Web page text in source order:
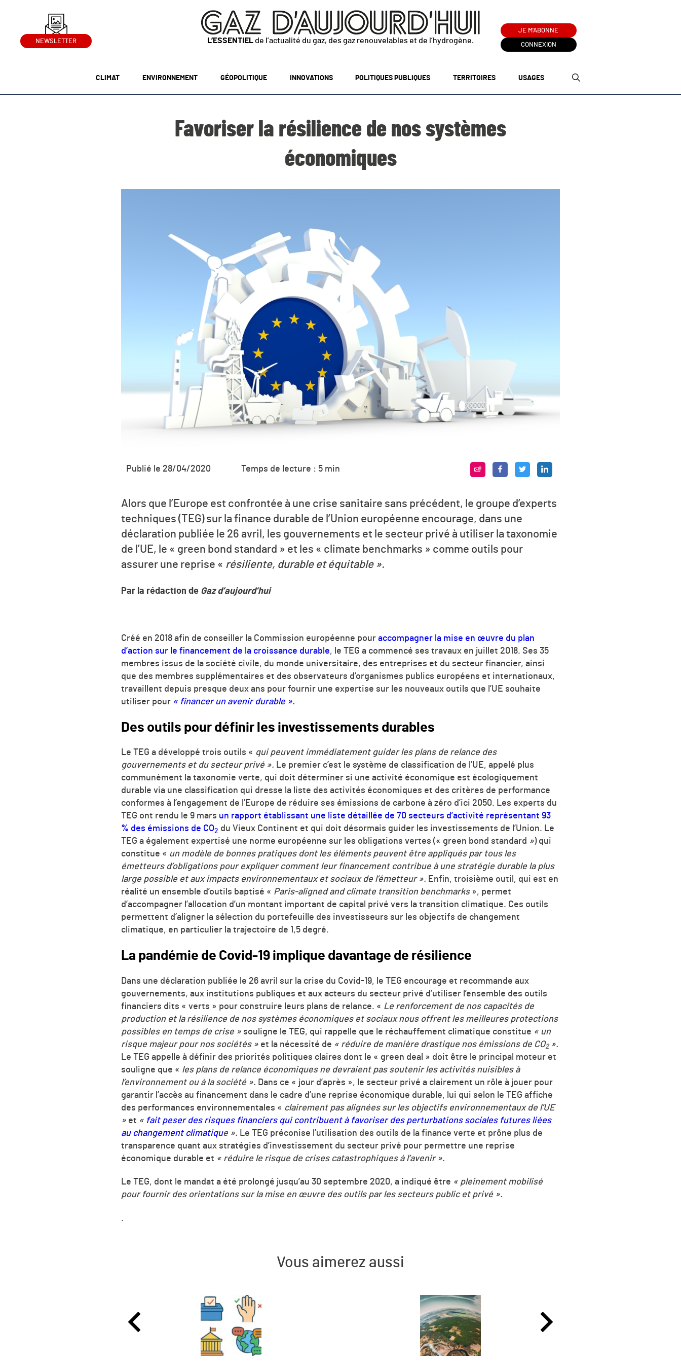
NEWSLETTER L’ESSENTIEL de l’actualité du gaz, des gaz renouvelables et de l’hydrogène.
JE M'ABONNE
CONNEXION
CLIMAT ENVIRONNEMENT GÉOPOLITIQUE INNOVATIONS POLITIQUES PUBLIQUES TERRITOIRES USAGES
Favoriser la résilience de nos systèmes
économiques
Publié le 28/04/2020 Temps de lecture : 5 min
Alors que l’Europe est confrontée à une crise sanitaire sans précédent, le groupe d’experts
techniques (TEG) sur la finance durable de l’Union européenne encourage, dans une
déclaration publiée le 26 avril, les gouvernements et le secteur privé à utiliser la taxonomie
de l’UE, le « green bond standard » et les « climate benchmarks » comme outils pour
assurer une reprise « résiliente, durable et équitable ».
Par la rédaction de Gaz d’aujourd’hui
Créé en 2018 afin de conseiller la Commission européenne pour accompagner la mise en œuvre du plan
d’action sur le financement de la croissance durable, le TEG a commencé ses travaux en juillet 2018. Ses 35
membres issus de la société civile, du monde universitaire, des entreprises et du secteur financier, ainsi
que des membres supplémentaires et des observateurs d’organismes publics européens et internationaux,
travaillent depuis presque deux ans pour fournir une expertise sur les nouveaux outils que l’UE souhaite
utiliser pour « financer un avenir durable».
Des outils pour définir les investissements durables
Le TEG a développé trois outils « qui peuvent immédiatement guider les plans de relance des
gouvernements et du secteur privé ». Le premier c’est le système de classification de l’UE, appelé plus
communément la taxonomie verte, qui doit déterminer si une activité économique est écologiquement
durable via une classification qui dresse la liste des activités économiques et des critères de performance
conformes à l’engagement de l’Europe de réduire ses émissions de carbone à zéro d’ici 2050. Les experts du
TEG ont rendu le 9 mars un rapport établissant une liste détaillée de 70 secteurs d’activité représentant 93
% des émissions de CO2 du Vieux Continent et qui doit désormais guider les investissements de l’Union. Le
TEG a également expertisé une norme européenne sur les obligations vertes (« green bond standard ») qui
constitue « un modèle de bonnes pratiques dont les éléments peuvent être appliqués par tous les
émetteurs d’obligations pour expliquer comment leur financement contribue à une stratégie durable la plus
large possible et aux impacts environnementaux et sociaux de l’émetteur». Enfin, troisième outil, qui est en
réalité un ensemble d’outils baptisé « Paris-aligned and climate transition benchmarks », permet
d’accompagner l’allocation d’un montant important de capital privé vers la transition climatique. Ces outils
permettent d’aligner la sélection du portefeuille des investisseurs sur les objectifs de changement
climatique, en particulier la trajectoire de 1,5 degré.
La pandémie de Covid-19 implique davantage de résilience
Dans une déclaration publiée le 26 avril sur la crise du Covid-19, le TEG encourage et recommande aux
gouvernements, aux institutions publiques et aux acteurs du secteur privé d’utiliser l’ensemble des outils
financiers dits « verts » pour construire leurs plans de relance. « Le renforcement de nos capacités de
production et la résilience de nos systèmes économiques et sociaux nous offrent les meilleures protections
possibles en temps de crise » souligne le TEG, qui rappelle que le réchauffement climatique constitue « un
risque majeur pour nos sociétés » et la nécessité de « réduire de manière drastique nos émissions de CO2».
Le TEG appelle à définir d es priorités politiques claires dont le « green deal » doit être le principal moteur et
souligne que « les plans de relance économiques ne devraient pas soutenir les activités nuisibles à
l’environnement ou à la société ». Dans ce « jour d’après », le secteur privé a clairement un rôle à jouer pour
garantir l’accès au financement dans le cadre d’une reprise économique durable, lui qui selon le TEG affiche
des performances environnementales « clairement pas alignées sur les objectifs environnementaux de l’UE
» et « fait peser des risques financiers qui contribuent à favoriser des perturbations sociales futures liées
au changement climatique ». Le TEG préconise l’utilisation des outils de la finance verte et prône plus de
transparence quant aux stratégies d’investissement du secteur privé pour permettre une reprise
économique durable et « réduire le risque de crises catastrophiques à l’avenir».
Le TEG, dont le mandat a été prolongé jusqu’au 30 septembre 2020, a indiqué être « pleinement mobilisé
pour fournir des orientations sur la mise en œuvre des outils par les secteurs public et privé ».
.
Vous aimerez aussi